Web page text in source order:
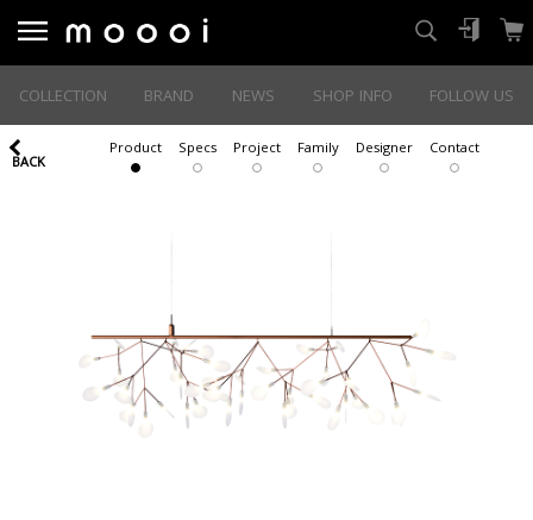
COLLECTION BRAND NEWS SHOP INFO FOLLOW US
BACK
Product Specs Project Family Designer Contact